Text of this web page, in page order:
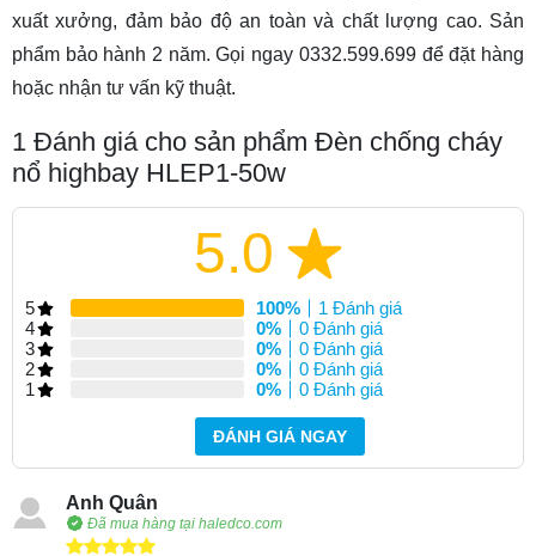
xuất xưởng, đảm bảo độ an toàn và chất lượng cao. Sản
phẩm bảo hành 2 năm. Gọi ngay 0332.599.699 để đặt hàng
hoặc nhận tư vấn kỹ thuật.
1 Đánh giá cho sản phẩm Đèn chống cháy
nổ highbay HLEP1-50w
5.0
5 100%
1 Đánh giá
4
0%
0 Đánh giá
3
0%
0 Đánh giá
2
0%
0 Đánh giá
1
0% 0 Đánh giá
ĐÁNH GIÁ NGAY
Anh Quân
Đã mua hàng tại haledco.com